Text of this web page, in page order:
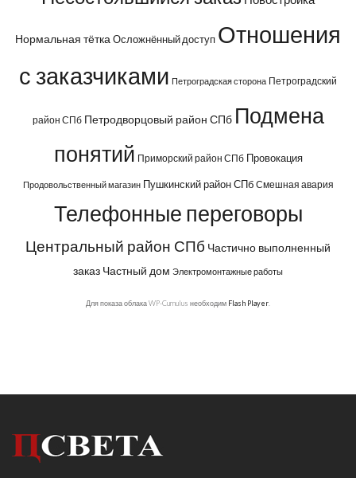
Нормальная тётка Осложнённый доступ Отношения
с заказчиками Петроградская сторона Петроградский
район СПб Петродворцовый район СПб Подмена
понятий Приморский район СПб Провокация
Продовольственный магазин Пушкинский район СПб Смешная авария
Телефонные переговоры
Центральный район СПб Частично выполненный
заказ Частный дом Электромонтажные работы
Для показа облака WP-Cumulus необходим Flash Player